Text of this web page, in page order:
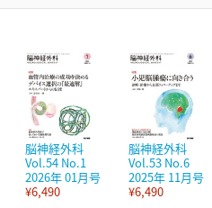
脳神経外科
Vol.54 No.1
2026年 01月号
¥6,490
脳神経外科
Vol.53 No.6
2025年 11月号
¥6,490